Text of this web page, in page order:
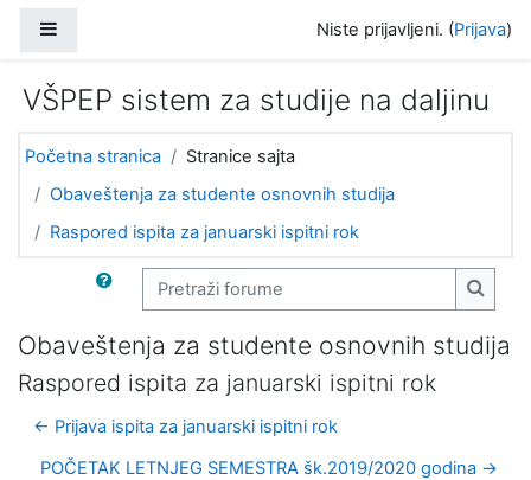
Niste prijavljeni. (Prijava)
VŠPEP sistem za studije na daljinu
Početna stranica
Stranice sajta
Obaveštenja za studente osnovnih studija
Raspored ispita za januarski ispitni rok
Pretraži forume
Obaveštenja za studente osnovnih studija
Raspored ispita za januarski ispitni rok
← Prijava ispita za januarski ispitni rok
POČETAK LETNJEG SEMESTRA šk.2019/2020 godina →